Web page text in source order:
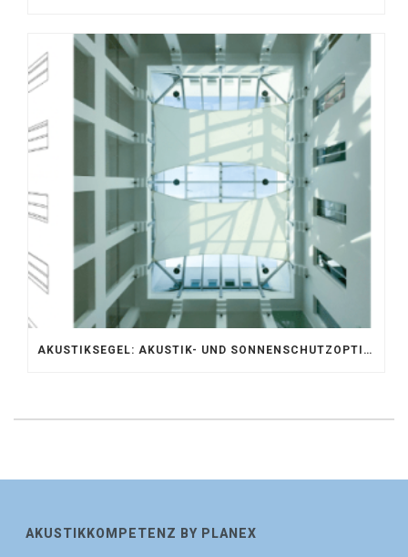
AKUSTIKSEGEL: AKUSTIK- UND SONNENSCHUTZOPTIMIERUNG IM ATRIUM DER UNIVERSITÄT BONN
AKUSTIKKOMPETENZ BY PLANEX